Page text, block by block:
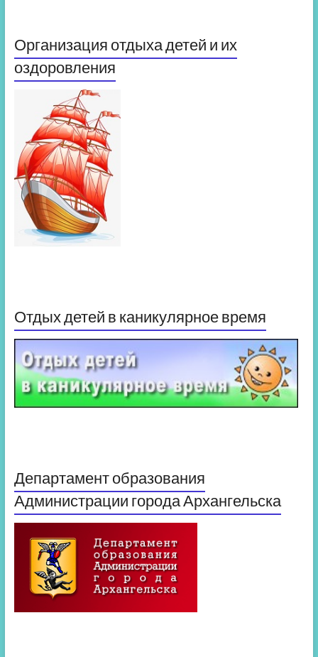
Организация отдыха детей и их
оздоровления
Отдых детей в каникулярное время
Департамент образования
Администрации города Архангельска